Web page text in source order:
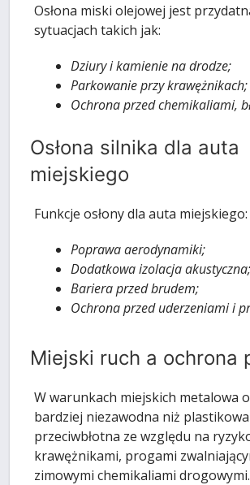
Osłona miski olejowej jest
sytuacjach takich jak:
Dziury i kamienie na drodze;
Parkowanie przy krawężnikach;
Ochrona przed chemikaliami,
Osłona silnika dla auta
miejskiego
Funkcje osłony dla auta miejskiego:
Poprawa aerodynamiki;
Dodatkowa izolacja akustyczna;
Bariera przed brudem;
Ochrona przed uderzeniami i
Miejski ruch a ochrona
W warunkach miejskich metalowa
bardziej niezawodna niż plastikowa
przeciwbłotna ze względu na
krawężnikami, progami
zimowymi chemikaliami drogowymi.